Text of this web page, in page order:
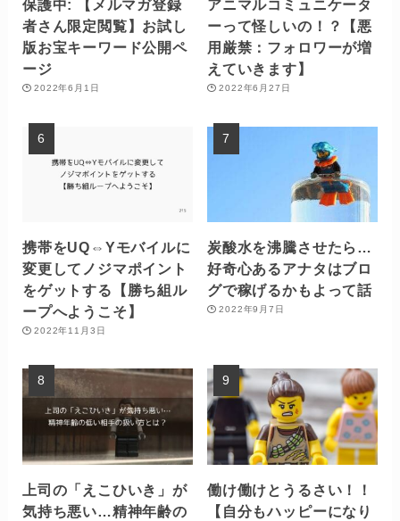
保護中: 【メルマガ登録
者さん限定閲覧】お試し
版お宝キーワード公開ペ
ージ
2022年6月1日
アニマルコミュニケータ
ーって怪しいの！？【悪
用厳禁：フォロワーが増
えていきます】
2022年6月27日
携帯をUQ⇔Yモバイルに
変更してノジマポイント
をゲットする【勝ち組ル
ープへようこそ】
2022年11月3日
炭酸水を沸騰させたら…
好奇心あるアナタはブロ
グで稼げるかもよって話
2022年9月7日
上司の「えこひいき」が
気持ち悪い…精神年齢の
働け働けとうるさい！！
【自分もハッピーになり